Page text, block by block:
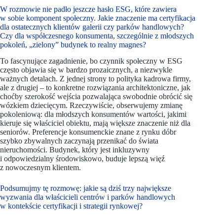
W rozmowie nie padło jeszcze hasło ESG, które zawiera
w sobie komponent społeczny. Jakie znaczenie ma certyfikacja
dla ostatecznych klientów galerii czy parków handlowych?
Czy dla współczesnego konsumenta, szczególnie z młodszych
pokoleń, „zielony” budynek to realny magnes?
To fascynujące zagadnienie, bo czynnik społeczny w ESG
często objawia się w bardzo prozaicznych, a niezwykle
ważnych detalach. Z jednej strony to polityka kadrowa firmy,
ale z drugiej – to konkretne rozwiązania architektoniczne, jak
choćby szerokość wejścia pozwalająca swobodnie obrócić się
wózkiem dziecięcym. Rzeczywiście, obserwujemy zmianę
pokoleniową: dla młodszych konsumentów wartości, jakimi
kieruje się właściciel obiektu, mają większe znaczenie niż dla
seniorów. Preferencje konsumenckie znane z rynku dóbr
szybko zbywalnych zaczynają przenikać do świata
nieruchomości. Budynek, który jest inkluzywny
i odpowiedzialny środowiskowo, buduje lepszą więź
z nowoczesnym klientem.
Podsumujmy tę rozmowę: jakie są dziś trzy największe
wyzwania dla właścicieli centrów i parków handlowych
w kontekście certyfikacji i strategii rynkowej?